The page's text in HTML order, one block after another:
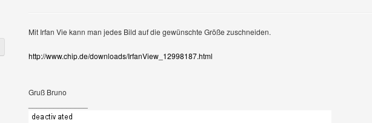
Profile anzeigen
Mit Irfan Vie kann man jedes Bild auf die gewünschte Größe zuschneiden.
http://www.chip.de/downloads/IrfanView_12998187.html
Gruß Bruno